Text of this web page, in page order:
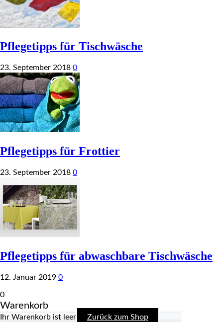
Pflegetipps für Tischwäsche
23. September 2018 0
Pflegetipps für Frottier
23. September 2018 0
Pflegetipps für abwaschbare Tischwäsche
12. Januar 2019 0
0
Warenkorb
Ihr Warenkorb ist leer Zurück zum Shop